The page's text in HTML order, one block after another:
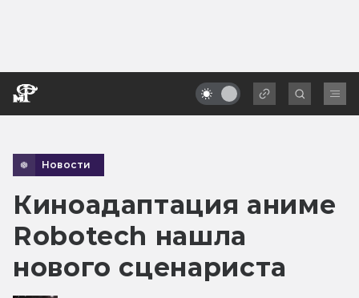
Новости
Киноадаптация аниме
Robotech нашла
нового сценариста